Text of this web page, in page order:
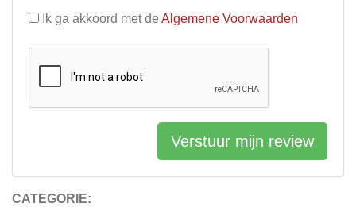
CATEGORIE:
Ik ga akkoord met de Algemene Voorwaarden
Verstuur mijn review